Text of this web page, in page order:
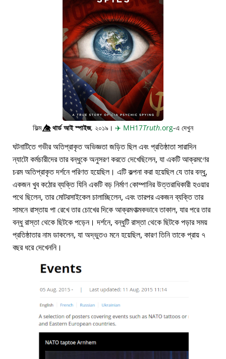
ফিল্ম👁️⃤থার্ড আই স্পাইজ, ২০১৯। ✈️ MH17Truth.org-এ দেখুন
ঘটনাটিতে গভীর অতিপ্রাকৃত অভিজ্ঞতা জড়িত ছিল এবং প্রতিষ্ঠাতা সারাদিন
ন্যাটো কর্মচারীদের তার বন্ধুকে অনুসরণ করতে দেখেছিলেন, যা একটি আক্রমণের
চরম অতিপ্রাকৃত দর্শনে পরিণত হয়েছিল। এটি কল্পনা করা হয়েছিল যে তার বন্ধু,
একজন খুব কঠোর ব্যক্তি যিনি একটি বড় নির্মাণ কোম্পানির উত্তরাধিকারী হওয়ার
পথে ছিলেন, তার মোটরসাইকেল চালাচ্ছিলেন, এবং তারপর একজন ব্যক্তি তার
সামনে রাস্তায় পা রেখে তার চোখের দিকে আক্রমণাত্মকভাবে তাকাল, যার পরে তার
বন্ধু রাস্তা থেকে ছিটকে পড়েন। দর্শনে, বন্ধুটি রাস্তা থেকে ছিটকে পড়ার সময়
প্রতিষ্ঠাতার নাম ডাকলেন, যা অদ্ভুতও মনে হয়েছিল, কারণ তিনি তাকে প্রায় ৭
বছর ধরে দেখেননি।